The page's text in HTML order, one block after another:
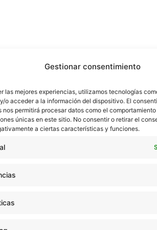
Gestionar consentimiento
las mejores experiencias, utilizamos tecnologías
o acceder a la información del dispositivo. El
nos permitirá procesar datos como el
únicas en este sitio. No consentir o retirar el
a ciertas características y funciones.